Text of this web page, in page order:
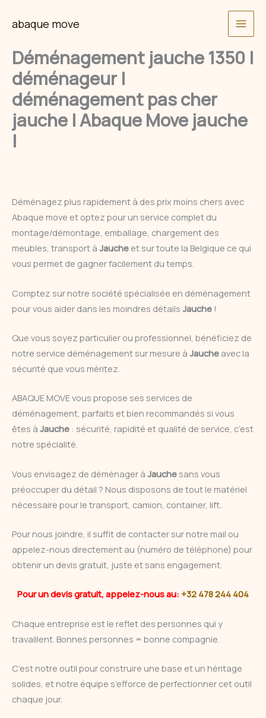
abaque move
Déménagement jauche 1350 |
déménageur |
déménagement pas cher
jauche | Abaque Move jauche
|
Déménagez plus rapidement à des prix moins chers avec
Abaque move et optez pour un service complet du
montage/démontage, emballage, chargement des
meubles, transport à Jauche et sur toute la Belgique ce qui
vous permet de gagner facilement du temps.
Comptez sur notre société spécialisée en déménagement
pour vous aider dans les moindres détails Jauche !
Que vous soyez particulier ou professionnel, bénéficiez de
notre service déménagement sur mesure à Jauche avec la
sécurité que vous méritez.
ABAQUE MOVE vous propose ses services de
déménagement, parfaits et bien recommandés si vous
êtes à Jauche : sécurité, rapidité et qualité de service, c’est
notre spécialité.
Vous envisagez de déménager à Jauche sans vous
préoccuper du détail ? Nous disposons de tout le matériel
nécessaire pour le transport, camion, container, lift..
Pour nous joindre, il suffit de contacter sur notre mail ou
appelez-nous directement au (numéro de téléphone) pour
obtenir un devis gratuit, juste et sans engagement.
Pour un devis gratuit, appelez-nous au: +32 478 244 404
Chaque entreprise est le reflet des personnes qui y
travaillent. Bonnes personnes = bonne compagnie.
C’est notre outil pour construire une base et un héritage
solides, et notre équipe s’efforce de perfectionner cet outil
chaque jour.